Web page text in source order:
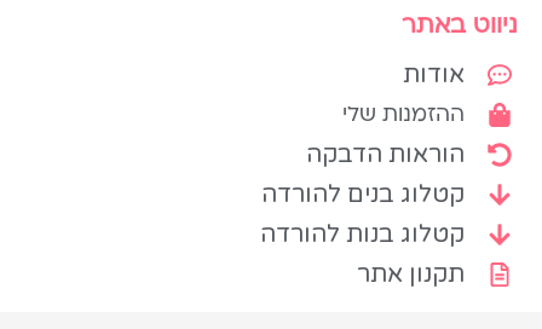
ניווט באתר
אודות
ההזמנות שלי
הוראות הדבקה
קטלוג בנים להורדה
קטלוג בנות להורדה
תקנון אתר